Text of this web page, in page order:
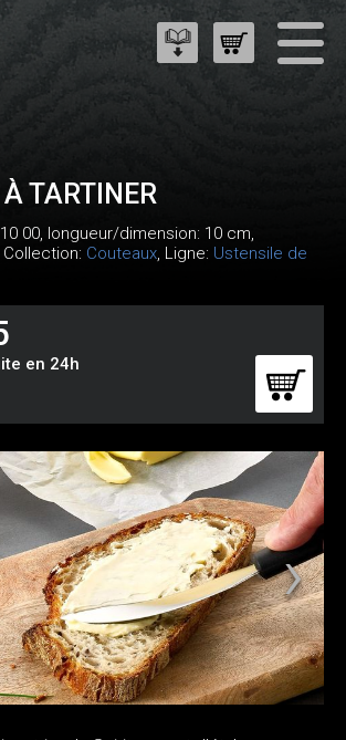
TARTINER
00, longueur/dimension: 10 cm,
Collection: Couteaux, Ligne: Ustensile de
en 24h